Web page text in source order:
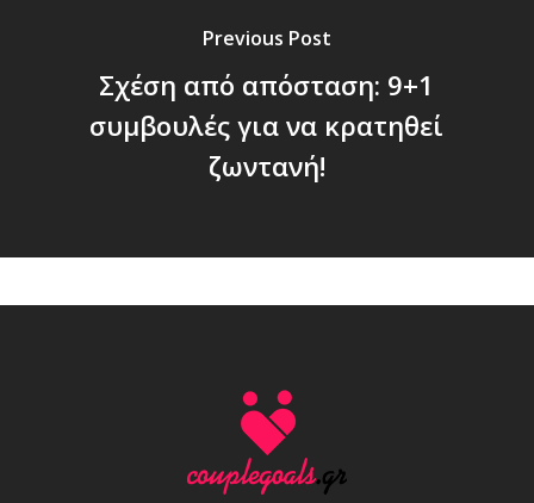
Previous Post
Σχέση από απόσταση: 9+1
συμβουλές για να κρατηθεί
ζωντανή!